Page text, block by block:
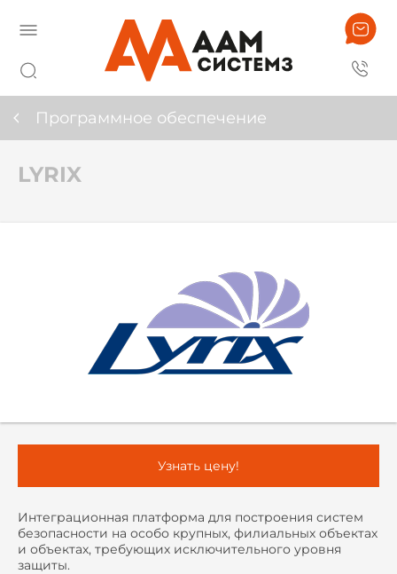
Программное обеспечение
LYRIX
Интеграционная платформа для построения систем
безопасности на особо крупных, филиальных объектах
и объектах, требующих исключительного уровня
защиты.
Узнать цену!